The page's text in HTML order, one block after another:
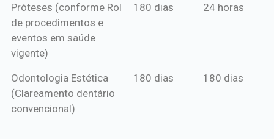
Próteses (conforme Rol
de procedimentos e
eventos em saúde
vigente)
180 dias 24 horas
Odontologia Estética
(Clareamento dentário
convencional)
180 dias 180 dias